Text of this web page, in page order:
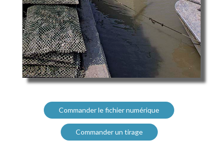
Commander le fichier numérique
Commander un tirage